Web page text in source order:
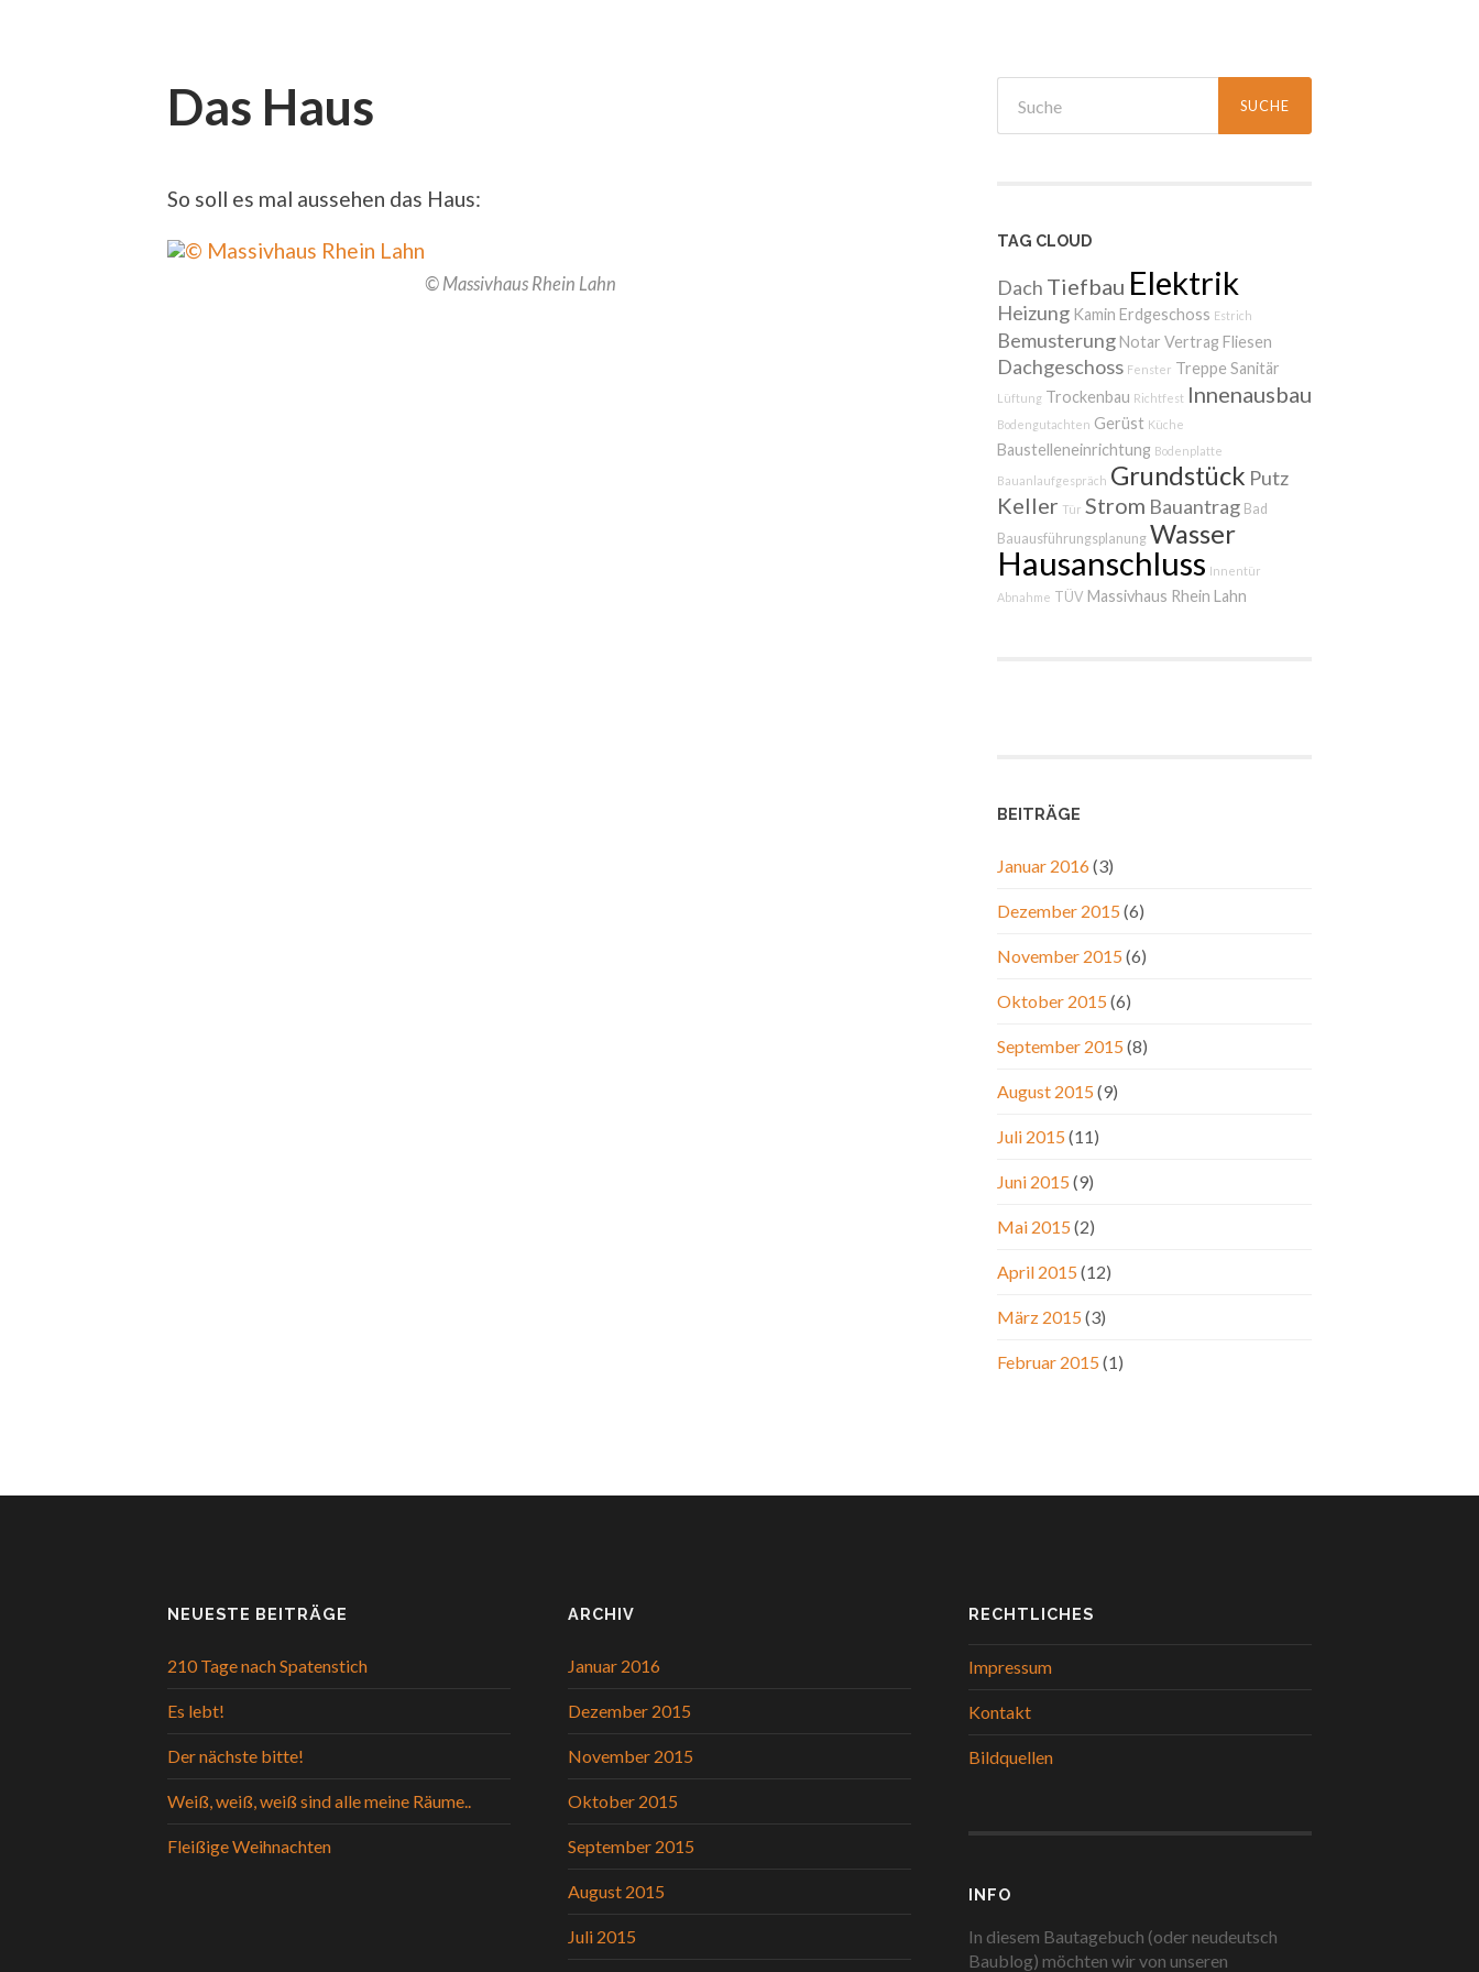
Das Haus
So soll es mal aussehen das Haus:
© Massivhaus Rhein Lahn
TAG CLOUD
Dach Tiefbau Elektrik
Heizung Kamin Erdgeschoss Estrich
Bemusterung Notar Vertrag Fliesen
Dachgeschoss Fenster Treppe Sanitär
Lüftung Trockenbau Richtfest Innenausbau
Bodengutachten Gerüst Küche
Baustelleneinrichtung Bodenplatte
Bauanlaufgespräch Grundstück Putz
Keller Tür Strom Bauantrag Bad
Bauausführungsplanung Wasser
Hausanschluss Innentür
Abnahme TÜV Massivhaus Rhein Lahn
BEITRÄGE
Januar 2016(3)
Dezember 2015 (6)
November 2015 (6)
Oktober 2015 (6)
September 2015 (8)
August 2015 (9)
Juli 2015 (11)
Juni 2015 (9)
Mai 2015 (2)
April 2015 (12)
März 2015 (3)
Februar 2015 (1)
NEUESTE BEITRÄGE
210 Tage nach Spatenstich
Es lebt!
Der nächste bitte!
Weiß, weiß, weiß sind alle meine Räume..
Fleißige Weihnachten
ARCHIV
Januar 2016
Dezember 2015
November 2015
Oktober 2015
September 2015
August 2015
Juli 2015
RECHTLICHES
Impressum
Kontakt
Bildquellen
INFO
In diesem Bautagebuch (oder neudeutsch
Baublog) möchten wir von unseren